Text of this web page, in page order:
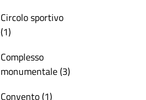
Circolo sportivo
(1)
Complesso
monumentale (3)
Convento (1)